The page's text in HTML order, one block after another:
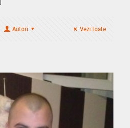
Autori Vezi toate